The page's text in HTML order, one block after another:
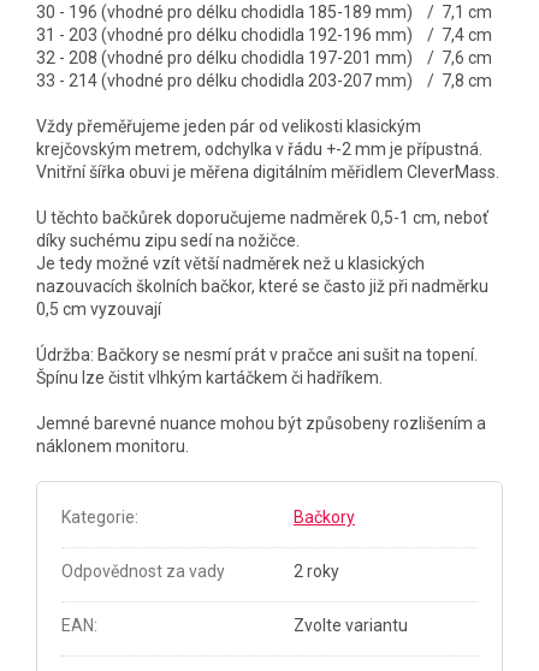
30 - 196 (vhodné pro délku chodidla 185-189 mm) / 7,1 cm
31 - 203 (vhodné pro délku chodidla 192-196 mm) / 7,4 cm
32 - 208 (vhodné pro délku chodidla 197-201 mm) / 7,6 cm
33 - 214 (vhodné pro délku chodidla 203-207mm) / 7,8 cm
Vždy přeměřujeme jeden pár od velikosti klasickým
krejčovským metrem, odchylka v řádu +-2 mm je přípustná.
Vnitřní šířka obuvi je měřena digitálním měřidlem CleverMass.
U těchto bačkůrek doporučujeme nadměrek 0,5-1 cm, neboť
díky suchému zipu sedí na nožičce.
Je tedy možné vzít větší nadměrek než u klasických
nazouvacích školních bačkor, které se často již při nadměrku
0,5 cm vyzouvají
Údržba: Bačkory se nesmí prát v pračce ani sušit na topení.
Špínu lze čistit vlhkým kartáčkem či hadříkem.
Jemné barevné nuance mohou být způsobeny rozlišením a
náklonem monitoru.
Kategorie: Bačkory
Odpovědnost za vady 2 roky
EAN: Zvolte variantu